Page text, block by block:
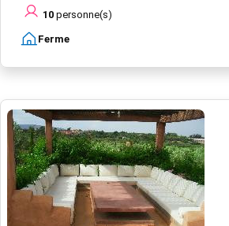
10 personne(s)
Ferme